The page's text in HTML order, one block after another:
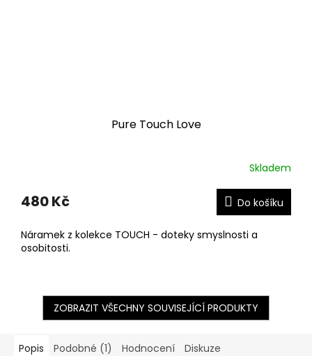
Pure Touch Love
Skladem
480 Kč Do košíku
Náramek z kolekce TOUCH - doteky smyslnosti a
osobitosti.
ZOBRAZIT VŠECHNY SOUVISEJÍCÍ PRODUKTY
Popis Podobné (1) Hodnocení Diskuze